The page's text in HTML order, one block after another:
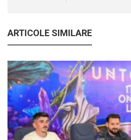
ARTICOLE SIMILARE